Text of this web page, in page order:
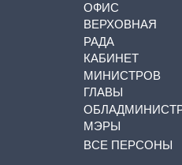
ОФИС
ВЕРХОВНАЯ
РАДА
КАБИНЕТ
МИНИСТРОВ
ГЛАВЫ
МЭРЫ
ВСЕ ПЕРСОНЫ